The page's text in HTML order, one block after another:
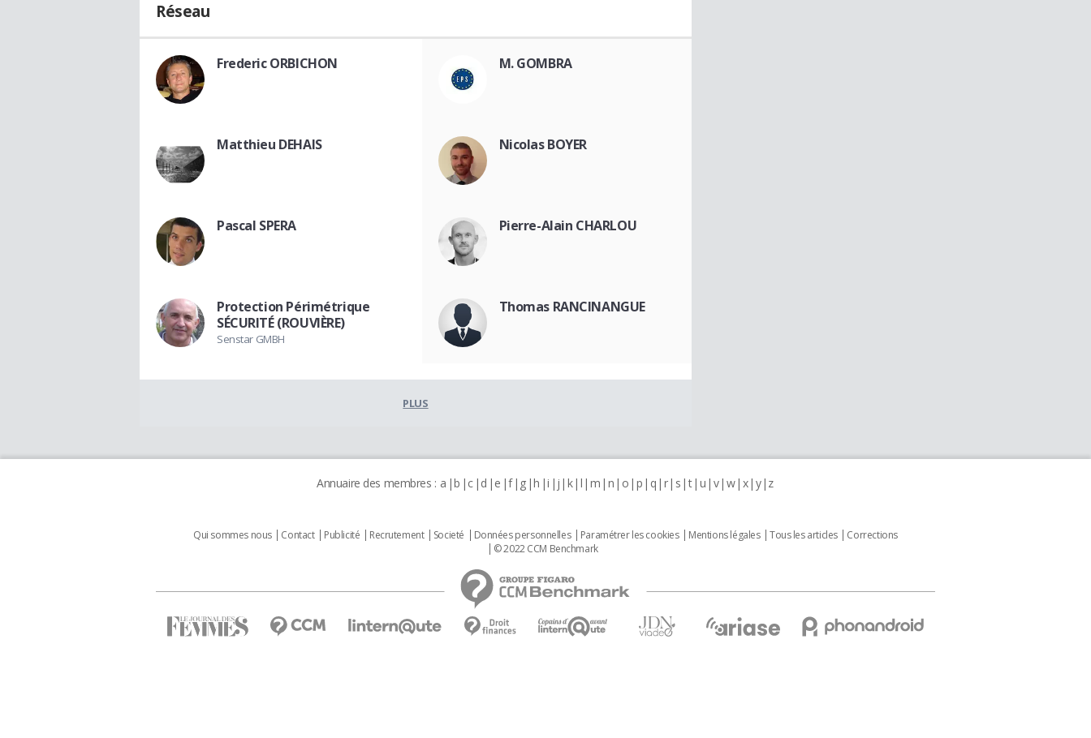
Réseau
Frederic ORBICHON M. GOMBRA
Matthieu DEHAIS Nicolas BOYER
Pascal SPERA Pierre-Alain CHARLOU
Protection Périmétrique
SÉCURITÉ (ROUVIÈRE)
Senstar GMBH
Thomas RANCINANGUE
PLUS
Annuaire des membres : a b c d e f g h i j k l m n o p q r s t u v w x y z
Qui sommes nous Contact Publicité Recrutement Societé Données personnelles Paramétrer les cookies Mentions légales Tous les articles
Corrections
© 2022 CCM Benchmark